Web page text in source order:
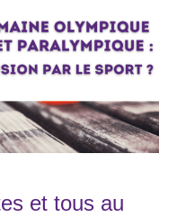
et tous au